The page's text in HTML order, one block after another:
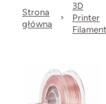
Strona
główna
3D
Printer